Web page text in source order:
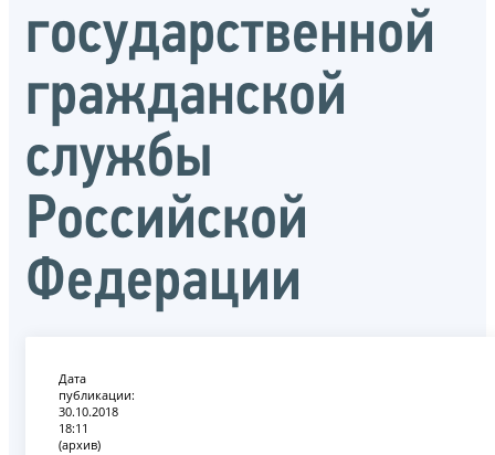
государственной
гражданской
службы
Российской
Федерации
Дата
публикации:
30.10.2018
18:11
(архив)